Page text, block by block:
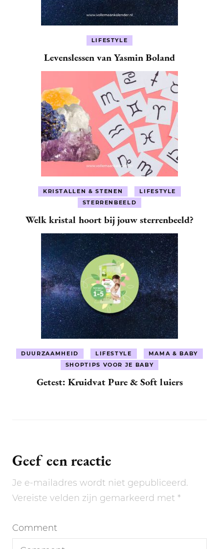
LIFESTYLE
Levenslessen van Yasmin Boland
KRISTALLEN & STENEN
LIFESTYLE
STERRENBEELD
Welk kristal hoort bij jouw sterrenbeeld?
DUURZAAMHEID LIFESTYLE
MAMA & BABY
SHOPTIPS VOOR JE BABY
Getest: Kruidvat Pure & Soft luiers
Geef een reactie
Je e-mailadres wordt niet gepubliceerd.
Vereiste velden zijn gemarkeerd met *
Comment